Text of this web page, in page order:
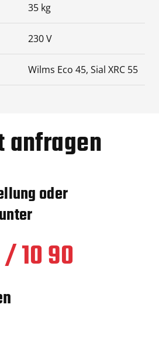
35 kg
230 V
Wilms Eco 45, Sial XRC 55
anfragen
oder
/ 10 90